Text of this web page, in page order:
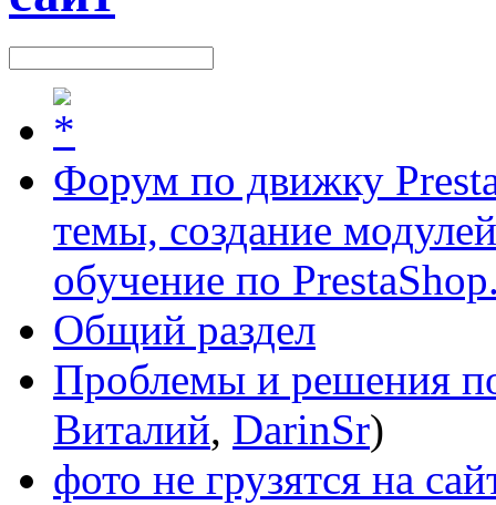
Форум по движку
темы, создание
обучение по
Общий раздел
Проблемы и решения
Виталий, DarinSr)
фото не грузятся на